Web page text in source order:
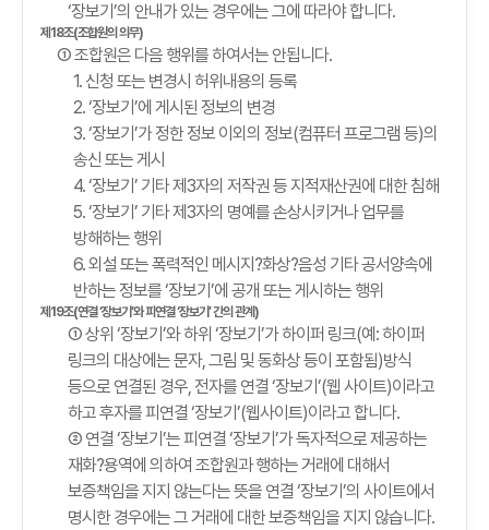
‘장보기’의 안내가 있는 경우에는 그에 따라야 합니다.
제18조(조합원의 의무)
① 조합원은 다음 행위를 하여서는 안됩니다.
1. 신청 또는 변경시 허위내용의 등록
2. ‘장보기’에 게시된 정보의 변경
3. ‘장보기’가 정한 정보 이외의 정보(컴퓨터 프로그램 등)의
송신 또는 게시
4. ‘장보기’ 기타 제3자의 저작권 등 지적재산권에 대한 침해
5. ‘장보기’ 기타 제3자의 명예를 손상시키거나 업무를
방해하는 행위
6. 외설 또는 폭력적인 메시지?화상?음성 기타 공서양속에
반하는 정보를 ‘장보기’에 공개 또는 게시하는 행위
제19조(연결 ‘장보기’와 피연결 ‘장보기’ 간의 관계)
① 상위 ‘장보기’와 하위 ‘장보기’가 하이퍼 링크(예: 하이퍼
링크의 대상에는 문자, 그림 및 동화상 등이 포함됨)방식
등으로 연결된 경우, 전자를 연결 ‘장보기’(웹 사이트)이라고
하고 후자를 피연결 ‘장보기’(웹사이트)이라고 합니다.
② 연결 ‘장보기’는 피연결 ‘장보기’가 독자적으로 제공하는
재화?용역에 의하여 조합원과 행하는 거래에 대해서
보증책임을 지지 않는다는 뜻을 연결 ‘장보기’의 사이트에서
명시한 경우에는 그 거래에 대한 보증책임을 지지 않습니다.